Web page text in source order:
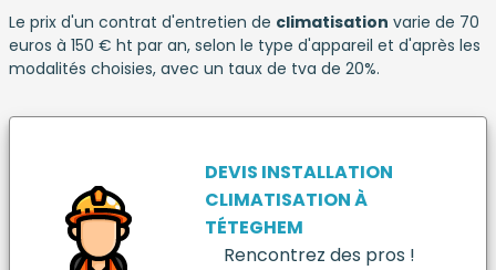
Le prix d'un contrat d'entretien de climatisation varie de 70
euros à 150 € ht par an, selon le type d'appareil et d'après les
modalités choisies, avec un taux de tva de 20%.
DEVIS INSTALLATION
CLIMATISATIONÀ
TÉTEGHEM
Rencontrez des pros !